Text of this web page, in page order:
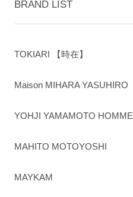
BRAND LIST
TOKIARI 【時在】
Maison MIHARA YASUHIRO
YOHJI YAMAMOTO HOMME
MAHITO MOTOYOSHI
MAYKAM